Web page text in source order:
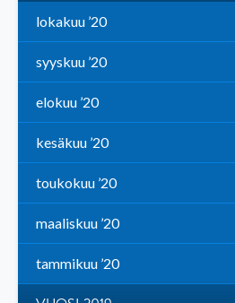
lokakuu ’20
syyskuu ’20
elokuu ’20
kesäkuu ’20
toukokuu ’20
maaliskuu ’20
tammikuu ’20